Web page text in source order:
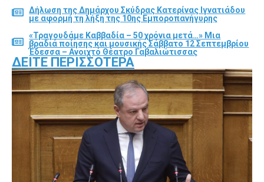
Δήλωση της Δημάρχου Σκύδρας Κατερίνας Ιγνατιάδου
με αφορμή τη λήξη της 10ης Εμποροπανήγυρης
«Τραγουδάμε Καββαδία – 50 χρόνια μετά…» Μια
βραδιά ποίησης και μουσικής Σάββατο 12 Σεπτεμβρίου
Έδεσσα – Ανοιχτό Θέατρο Γαβαλιώτισσας
ΔΕΊΤΕ ΠΕΡΙΣΣΌΤΕΡΑ